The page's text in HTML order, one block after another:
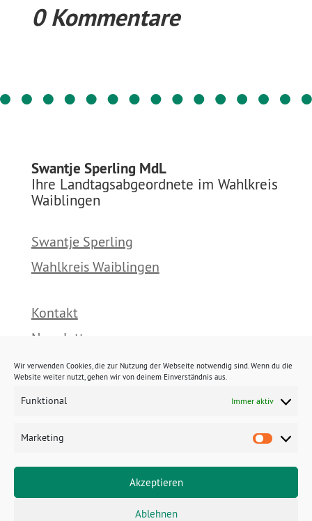
Wir verwenden Cookies, die zur Nutzung der Webseite notwendig sind. Wenn du die
Website weiter nutzt, gehen wir von deinem Einverständnis aus.
Funktional Immer aktiv
Marketing
Akzeptieren
Ablehnen
0 Kommentare
Swantje Sperling MdL
Ihre Landtagsabgeordnete im Wahlkreis
Waiblingen
Swantje Sperling
Wahlkreis Waiblingen
Kontakt
Newsletter
Presse
Impressum
Datenschutz
E-Mail:
swantje.sperling@gruene.landtag-